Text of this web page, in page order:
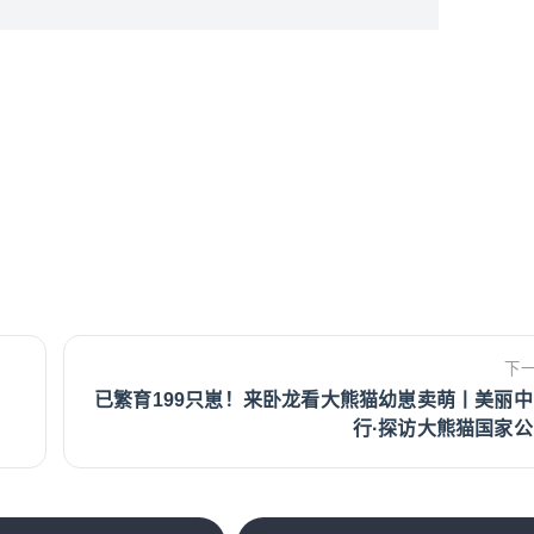
下
已繁育199只崽！来卧龙看大熊猫幼崽卖萌丨美丽
行·探访大熊猫国家